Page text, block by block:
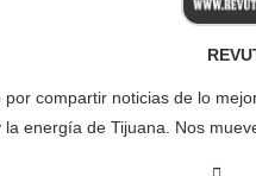
compartir noticias de lo
la energía de Tijuana. Nos